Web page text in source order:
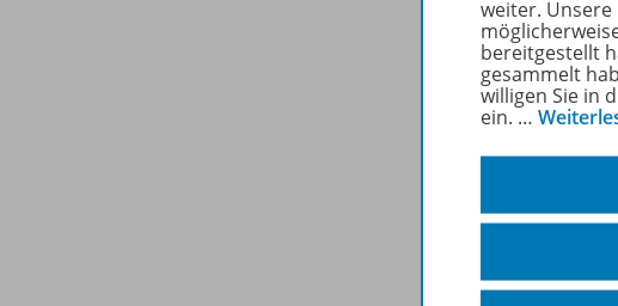
weiter.
bereitgestellt
gesammelt
willigen Sie in
ein.…